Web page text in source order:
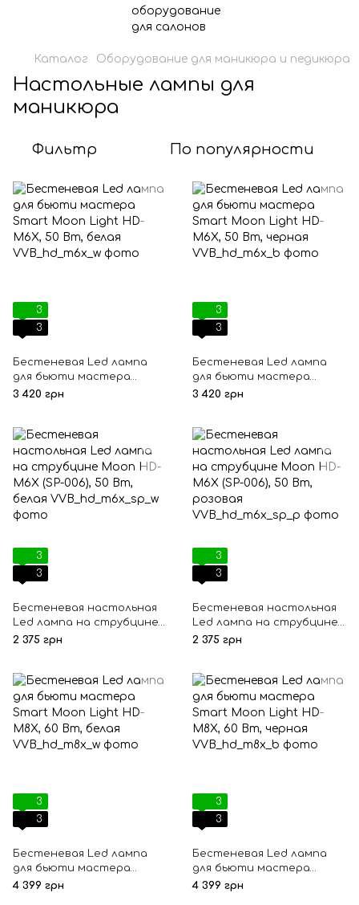
Каталог Оборудование для маникюра и педикюра
Настольные лампы для
маникюра
Фильтр По популярности
3
3
Бестеневая Led лампа
для бьюти мастера
Smart Moon Light HD-M6X,
3 420 грн
3
3
Бестеневая Led лампа
для бьюти мастера
Smart Moon Light HD-M6X,
3 420 грн
3
3
Бестеневая настольная
Led лампа на струбцине
Moon HD-M6X (SP-006), 50
2 375 грн
3
3
Бестеневая настольная
Led лампа на струбцине
Moon HD-M6X (SP-006), 50
2 375 грн
3
3
Бестеневая Led лампа
для бьюти мастера
Smart Moon Light HD-M8X,
4 399 грн
3
3
Бестеневая Led лампа
для бьюти мастера
Smart Moon Light HD-M8X,
4 399 грн